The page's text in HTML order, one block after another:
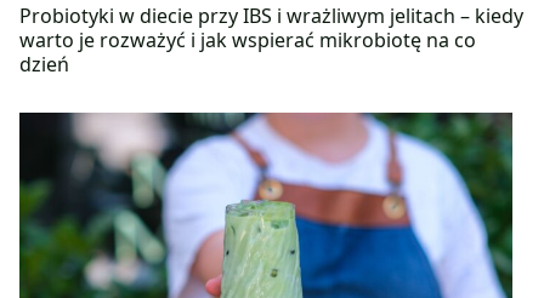
Probiotyki w diecie przy IBS i wrażliwym jelitach – kiedy
warto je rozważyć i jak wspierać mikrobiotę na co
dzień